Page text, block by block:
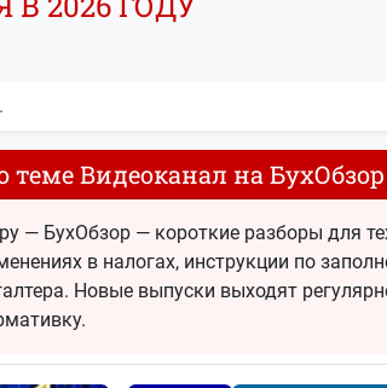
37
Видеоканал на БухОбзор
— БухОбзор — короткие разборы для
в налогах, инструкции по
Новые выпуски выходят